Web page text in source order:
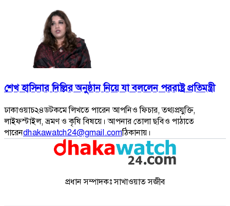
শেখ হাসিনার দিল্লির অনুষ্ঠান নিয়ে যা বললেন পররাষ্ট্র প্রতিমন্ত্রী
ঢাকাওয়াচ২৪ডটকমে লিখতে পারেন আপনিও ফিচার, তথ্যপ্রযুক্তি,
লাইফস্টাইল, ভ্রমণ ও কৃষি বিষয়ে। আপনার তোলা ছবিও পাঠাতে
পারেনdhakawatch24@gmail.comঠিকানায়।
প্রধান সম্পাদকঃ সাখাওয়াত সজীব